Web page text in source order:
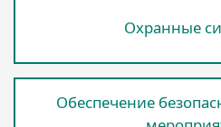
Охранные
Обеспечение